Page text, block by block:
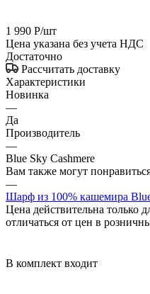
1 990 Р/шт
Цена указана без учета НДС
Достаточно
Рассчитать доставку
Характеристики
Новинка
—
Да
Производитель
—
Blue Sky Cashmere
Вам также могут
—
Шарф из 100% кашемира
Цена действительна только
отличаться от цен в
В комплект входит